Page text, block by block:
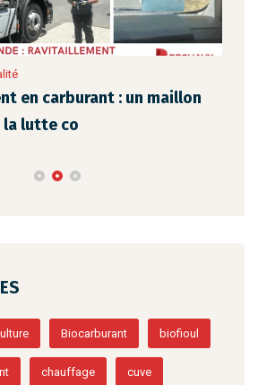
en carburant : un maillon
la lutte co
Biocarburant biofioul
chauffage cuve